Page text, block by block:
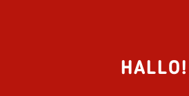
HALLO!